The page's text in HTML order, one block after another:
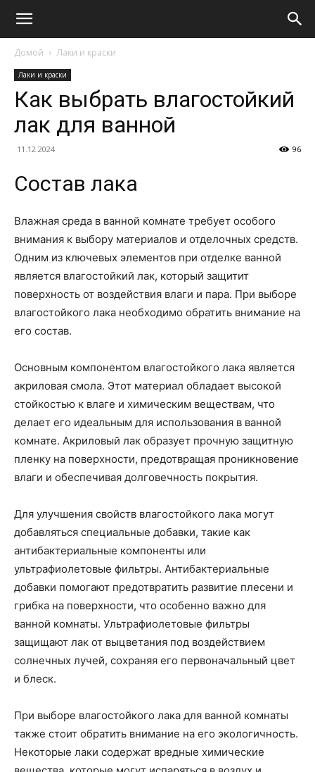
Домой Лаки и краски
Лаки и краски
Как выбрать влагостойкий
лак для ванной
11.12.2024 96
Состав лака
Влажная среда в ванной комнате требует особого
внимания к выбору материалов и отделочных средств.
Одним из ключевых элементов при отделке ванной
является влагостойкий лак, который защитит
поверхность от воздействия влаги и пара. При выборе
влагостойкого лака необходимо обратить внимание на
его состав.
Основным компонентом влагостойкого лака является
акриловая смола. Этот материал обладает высокой
стойкостью к влаге и химическим веществам, что
делает его идеальным для использования в ванной
комнате. Акриловый лак образует прочную защитную
пленку на поверхности, предотвращая проникновение
влаги и обеспечивая долговечность покрытия.
Для улучшения свойств влагостойкого лака могут
добавляться специальные добавки, такие как
антибактериальные компоненты или
ультрафиолетовые фильтры. Антибактериальные
добавки помогают предотвратить развитие плесени и
грибка на поверхности, что особенно важно для
ванной комнаты. Ультрафиолетовые фильтры
защищают лак от выцветания под воздействием
солнечных лучей, сохраняя его первоначальный цвет
и блеск.
При выборе влагостойкого лака для ванной комнаты
также стоит обратить внимание на его экологичность.
Некоторые лаки содержат вредные химические